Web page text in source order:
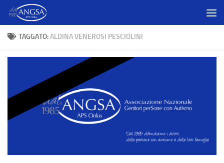
Salta al contenuto
TAGGATO:ALDINA VENEROSI PESCIOLINI